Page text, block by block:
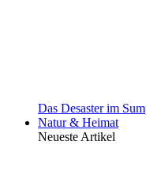
Das Desaster im
Natur & Heimat
Neueste Artikel